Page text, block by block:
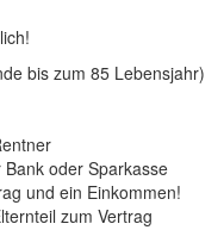
bis zum 85 Lebensjahr)
oder Sparkasse
und ein Einkommen!
zum Vertrag